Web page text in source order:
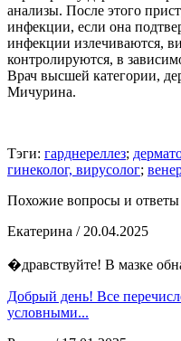
анализы. После этого
инфекции, если она
инфекции излечиваются,
контролируются, в
Врач высшей категории,
Мичурина.
Тэги: гарднереллез;
гинеколог, вирусолог;
Похожие вопросы и ответы
Екатерина / 20.04.2025
�дравствуйте! В мазке
Добрый день! Все
условными...